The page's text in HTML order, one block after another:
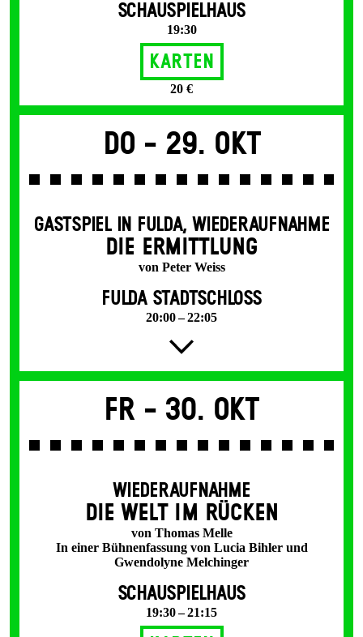
SCHAUSPIELHAUS
19:30
Karten
20 €
Do - 29. Okt
GASTSPIEL IN FULDA,WIEDERAUFNAHME
DIE ERMITTLUNG
von Peter Weiss
FULDA STADTSCHLOSS
20:00 – 22:05
Fr - 30. Okt
WIEDERAUFNAHME
DIE WELT IM RÜCKEN
von Thomas Melle
In einer Bühnenfassung von Lucia Bihler und
Gwendolyne Melchinger
SCHAUSPIELHAUS
19:30 – 21:15